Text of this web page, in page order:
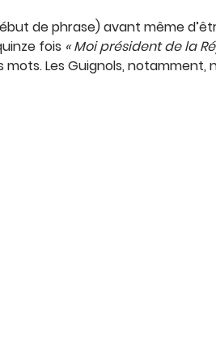
de phrase) avant même
fois « Moi président de la
Les Guignols, notamment,